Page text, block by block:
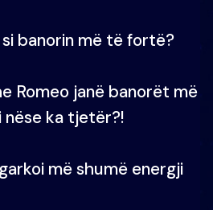
si banorin më të fortë?
Romeo janë banorët më
ka tjetër?!
më shumë energji